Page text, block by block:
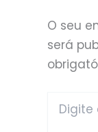
O seu
será
aqui...